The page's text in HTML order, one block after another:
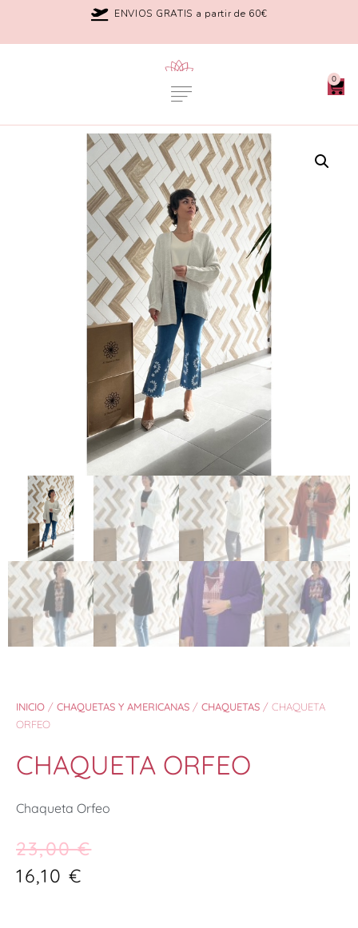
ENVIOS GRATIS a partir de 60€
0
INICIO / CHAQUETAS Y AMERICANAS / CHAQUETAS / CHAQUETA
ORFEO
CHAQUETA ORFEO
Chaqueta Orfeo
23,00€
16,10€